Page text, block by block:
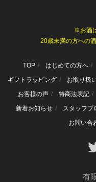
※お酒
20歳未満の方への
TOP はじめての方へ
ギフトラッピング
お取り扱
お客様の声
特商法表記
新着お知らせ
スタッフブ
お問い合
有